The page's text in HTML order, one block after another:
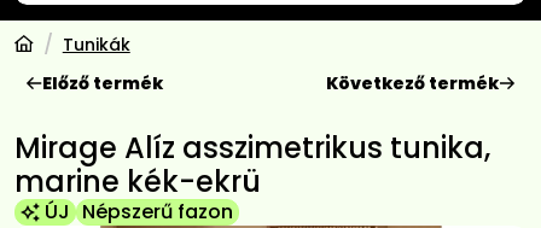
Tunikák
Előző termék
Következő termék
Mirage Alíz asszimetrikus tunika,
marine kék-ekrü
ÚJ Népszerű fazon